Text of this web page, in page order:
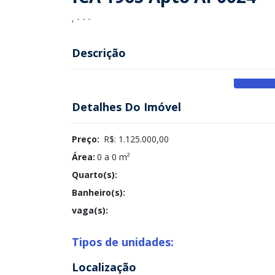
, - - -
Descrição
Detalhes Do Imóvel
Preço: R$: 1.125.000,00
Área: 0 a 0 m²
Quarto(s):
Banheiro(s):
vaga(s):
Tipos de unidades:
Localização